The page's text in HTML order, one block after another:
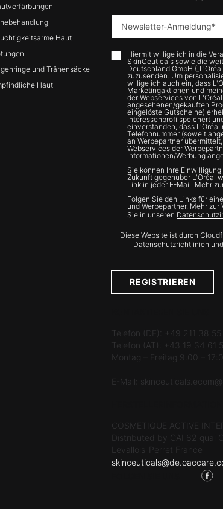
Haut
und Tränensäcke
Haut
Newsletter-Anmeldung*
Hiermit willige ich in die
SkinCeuticals sowie die
Deutschland GmbH
zuzusenden. Um
willige ich auch ein, dass
Marketingaktionen und
der Webservices von
angesehenen/gekauften
eingelöste Gutscheine)
Interessenprofilspeichert
einverstanden, dass
Telefonnummer (soweit
an Werbepartner
Webservices der
Informationen/Werbung
Sie können Ihre
Zukunft gegenüber L'Oréal
Link in jeder E-Mail. Mehr
Folgen Sie den Links für
undWerbepartner. Mehr zur
Sie in unseren
Diese Website ist durch
Datenschutzrichtlinien
REGISTRIEREN
Telefon (DE): +49 211 38
Telefon (AT): +43 19 34 61
Montag – Freitag 9:00 –
E-Mail:
COSMETIQUE ACTIVE
Distributed by CAI 62 quai
Levallois-Perret France